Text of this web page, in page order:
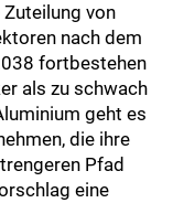
von
nach dem
fortbestehen
als zu schwach
geht es
die ihre
Pfad
eine